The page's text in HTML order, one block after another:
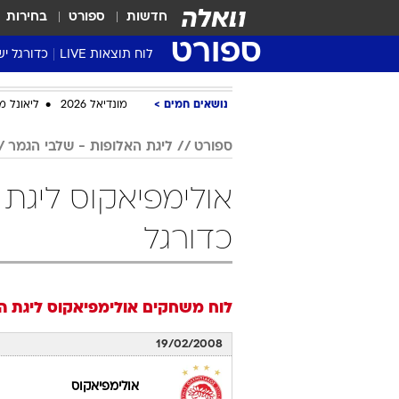
חדשות ספורט בחירות
ספורט לוח תוצאות LIVE כדורגל
ליגת העל Winner
גביע
שגרירים
נושאים חמים מונדיאל 2026 ליאונל
ספורט ליגת האלופות - שלבי הגמר
אולימפיאקוס
כדורגל
לוח משחקים אולימפיאקוס ליגת
19/02/2008
אולימפיאקוס